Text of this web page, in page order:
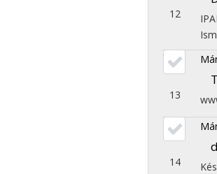
12
13
14